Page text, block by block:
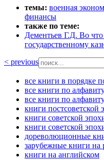
темы: военная
финансы
также по теме:
Дементьев Г.Д. Во
государственному
< previous
все книги в порядке
все книги по
все книги по
книги постсоветской
книги советской
книги советской
дореволюционные
зарубежные книги на
книги на английском